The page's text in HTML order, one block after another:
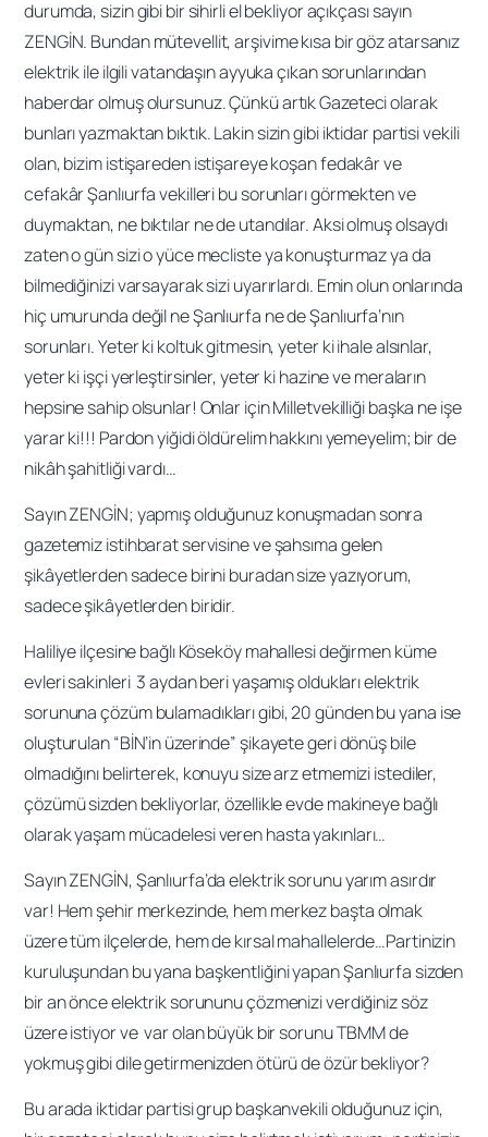
durumda, sizin gibi bir sihirli el bekliyor açıkçası sayın
ZENGİN. Bundan mütevellit, arşivime kısa bir göz atarsanız
elektrik ile ilgili vatandaşın ayyuka çıkan sorunlarından
haberdar olmuş olursunuz. Çünkü artık Gazeteci olarak
bunları yazmaktan bıktık. Lakin sizin gibi iktidar partisi vekili
olan, bizim istişareden istişareye koşan fedakâr ve
cefakâr Şanlıurfa vekilleri bu sorunları görmekten ve
duymaktan, ne bıktılar ne de utandılar. Aksi olmuş olsaydı
zaten o gün sizi o yüce mecliste ya konuşturmaz ya da
bilmediğinizi varsayarak sizi uyarırlardı. Emin olun onlarında
hiç umurunda değil ne Şanlıurfa ne de Şanlıurfa’nın
sorunları. Yeter ki koltuk gitmesin, yeter ki ihale alsınlar,
yeter ki işçi yerleştirsinler, yeter ki hazine ve meraların
hepsine sahip olsunlar! Onlar için Milletvekilliği başka ne işe
yarar ki!!! Pardon yiğidi öldürelim hakkını yemeyelim; bir de
nikâh şahitliği vardı…
Sayın ZENGİN; yapmış olduğunuz konuşmadan sonra
gazetemiz istihbarat servisine ve şahsıma gelen
şikâyetlerden sadece birini buradan size yazıyorum,
sadece şikâyetlerden biridir.
Haliliye ilçesine bağlı Köseköy mahallesi değirmen küme
evleri sakinleri 3 aydan beri yaşamış oldukları elektrik
sorununa çözüm bulamadıkları gibi, 20 günden bu yana ise
oluşturulan “BİN’in üzerinde” şikayete geri dönüş bile
olmadığını belirterek, konuyu size arz etmemizi istediler,
çözümü sizden bekliyorlar, özellikle evde makineye bağlı
olarak yaşam mücadelesi veren hasta yakınları…
Sayın ZENGİN, Şanlıurfa’da elektrik sorunu yarım asırdır
var! Hem şehir merkezinde, hem merkez başta olmak
üzere tüm ilçelerde, hem de kırsal mahallelerde…Partinizin
kuruluşundan bu yana başkentliğini yapan Şanlıurfa sizden
bir an önce elektrik sorununu çözmenizi verdiğiniz söz
üzere istiyor ve var olan büyük bir sorunu TBMM de
yokmuş gibi dile getirmenizden ötürü de özür bekliyor?
Bu arada iktidar partisi grup başkanvekili olduğunuz için,